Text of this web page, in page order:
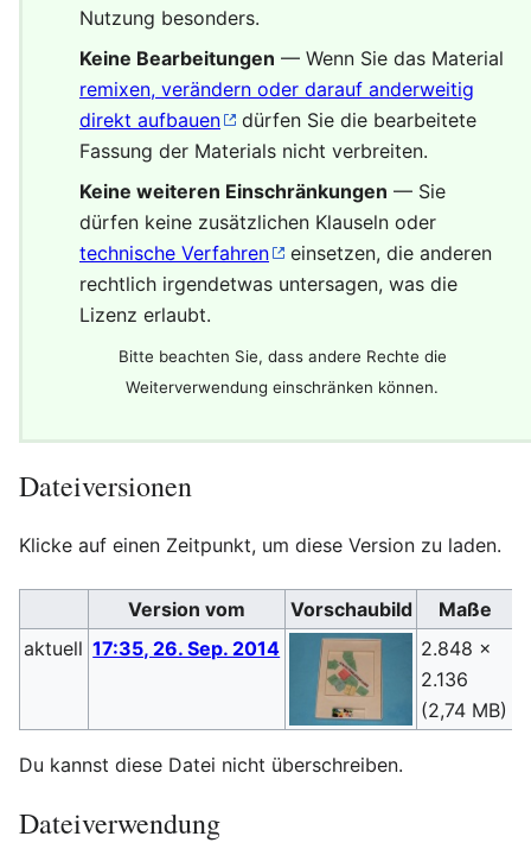
Nutzung besonders.
Keine Bearbeitungen — Wenn Sie das Material
remixen, verändern oder darauf anderweitig
direkt aufbauen
dürfen Sie die bearbeitete
Fassung der Materials nicht verbreiten.
Keine weiteren Einschränkungen — Sie
dürfen keine zusätzlichen Klauseln oder
technische Verfahren
einsetzen, die anderen
rechtlich irgendetwas untersagen, was die
Lizenz erlaubt.
Bitte beachten Sie, dass andere Rechte die
Weiterverwendung einschränken können.
Dateiversionen
Klicke auf einen Zeitpunkt, um diese Version zu laden.
Version vom Vorschaubild
Maße
aktuell 17:35, 26. Sep. 2014
2.848 ×
2.136
(2,74 MB)
Du kannst diese Datei nicht überschreiben.
Dateiverwendung